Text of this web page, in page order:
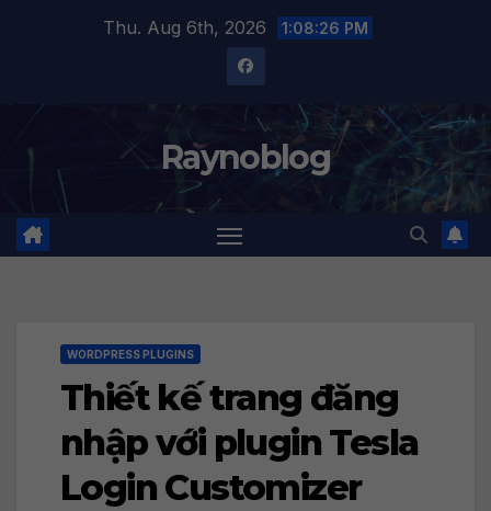
Thu. Aug 6th, 2026 1:08:27 PM
Raynoblog
WORDPRESS PLUGINS
Thiết kế trang đăng
nhập với plugin Tesla
Login Customizer